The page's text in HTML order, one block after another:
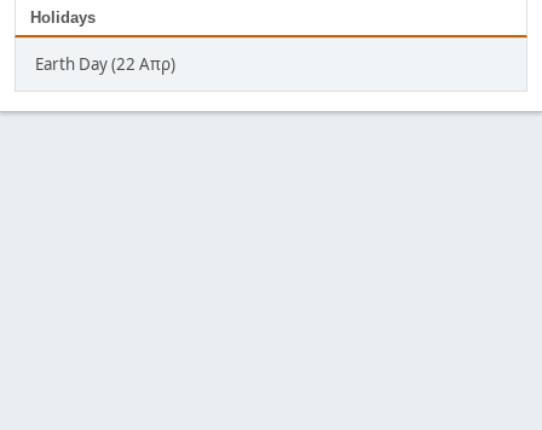
Holidays
Earth Day (22 Απρ)